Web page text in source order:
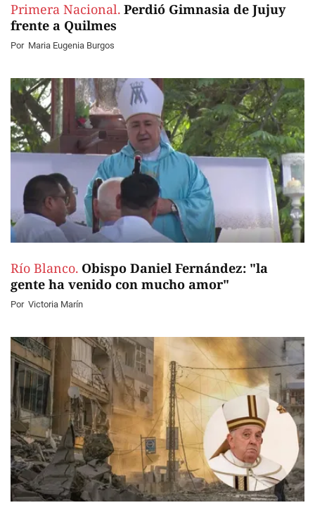
Primera Nacional. Perdió Gimnasia de Jujuy
frente a Quilmes
Por Maria Eugenia Burgos
Río Blanco. Obispo Daniel Fernández: "la
gente ha venido con mucho amor"
Por Victoria Marín